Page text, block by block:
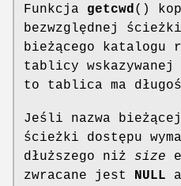
Funkcja getcwd ()
bezwzględnej
bieżącego katalogu
tablicy wskazywanej
to tablica ma
Jeśli nazwa
ścieżki dostępu
dłuższego niż size
zwracane jest
NULL